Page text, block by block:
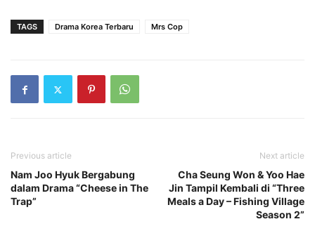
TAGS Drama Korea Terbaru Mrs Cop
Previous article
Nam Joo Hyuk Bergabung
dalam Drama “Cheese in The
Trap”
Next article
Cha Seung Won & Yoo Hae
Jin Tampil Kembali di “Three
Meals a Day – Fishing Village
Season 2”